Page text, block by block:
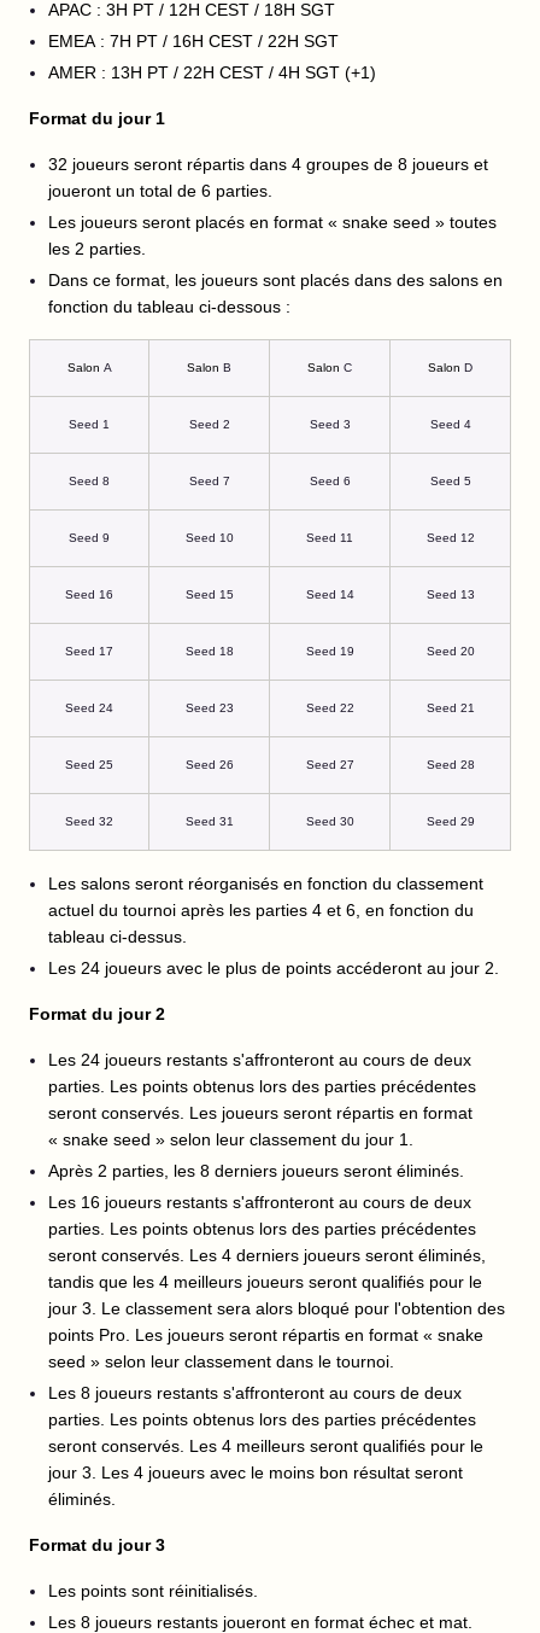
APAC : 3H PT / 12H CEST / 18H SGT
EMEA : 7H PT / 16H CEST / 22H SGT
AMER : 13H PT / 22H CEST / 4H SGT (+1)
Format du jour 1
32 joueurs seront répartis dans 4 groupes de 8 joueurs et
joueront un total de 6 parties.
Les joueurs seront placés en format « snake seed » toutes
les 2 parties.
Dans ce format, les joueurs sont placés dans des salons en
fonction du tableau ci-dessous :
Salon A Salon B Salon C Salon D
Seed 1 Seed 2 Seed 3 Seed 4
Seed 8 Seed 7 Seed 6 Seed 5
Seed 9 Seed 10 Seed 11 Seed 12
Seed 16 Seed 15 Seed 14 Seed 13
Seed 17 Seed 18 Seed 19 Seed 20
Seed 24 Seed 23 Seed 22 Seed 21
Seed 25 Seed 26 Seed 27 Seed 28
Seed 32 Seed 31 Seed 30 Seed 29
Les salons seront réorganisés en fonction du classement
actuel du tournoi après les parties 4 et 6, en fonction du
tableau ci-dessus.
Les 24 joueurs avec le plus de points accéderont au jour 2.
Format du jour 2
Les 24 joueurs restants s'affronteront au cours de deux
parties. Les points obtenus lors des parties précédentes
seront conservés. Les joueurs seront répartis en format
« snake seed » selon leur classement du jour 1.
Après 2 parties, les 8 derniers joueurs seront éliminés.
Les 16 joueurs restants s'affronteront au cours de deux
parties. Les points obtenus lors des parties précédentes
seront conservés. Les 4 derniers joueurs seront éliminés,
tandis que les 4 meilleurs joueurs seront qualifiés pour le
jour 3. Le classement sera alors bloqué pour l'obtention des
points Pro. Les joueurs seront répartis en format « snake
seed » selon leur classement dans le tournoi.
Les 8 joueurs restants s'affronteront au cours de deux
parties. Les points obtenus lors des parties précédentes
seront conservés. Les 4 meilleurs seront qualifiés pour le
jour 3. Les 4 joueurs avec le moins bon résultat seront
éliminés.
Format du jour 3
Les points sont réinitialisés.
Les 8 joueurs restants joueront en format échec et mat.